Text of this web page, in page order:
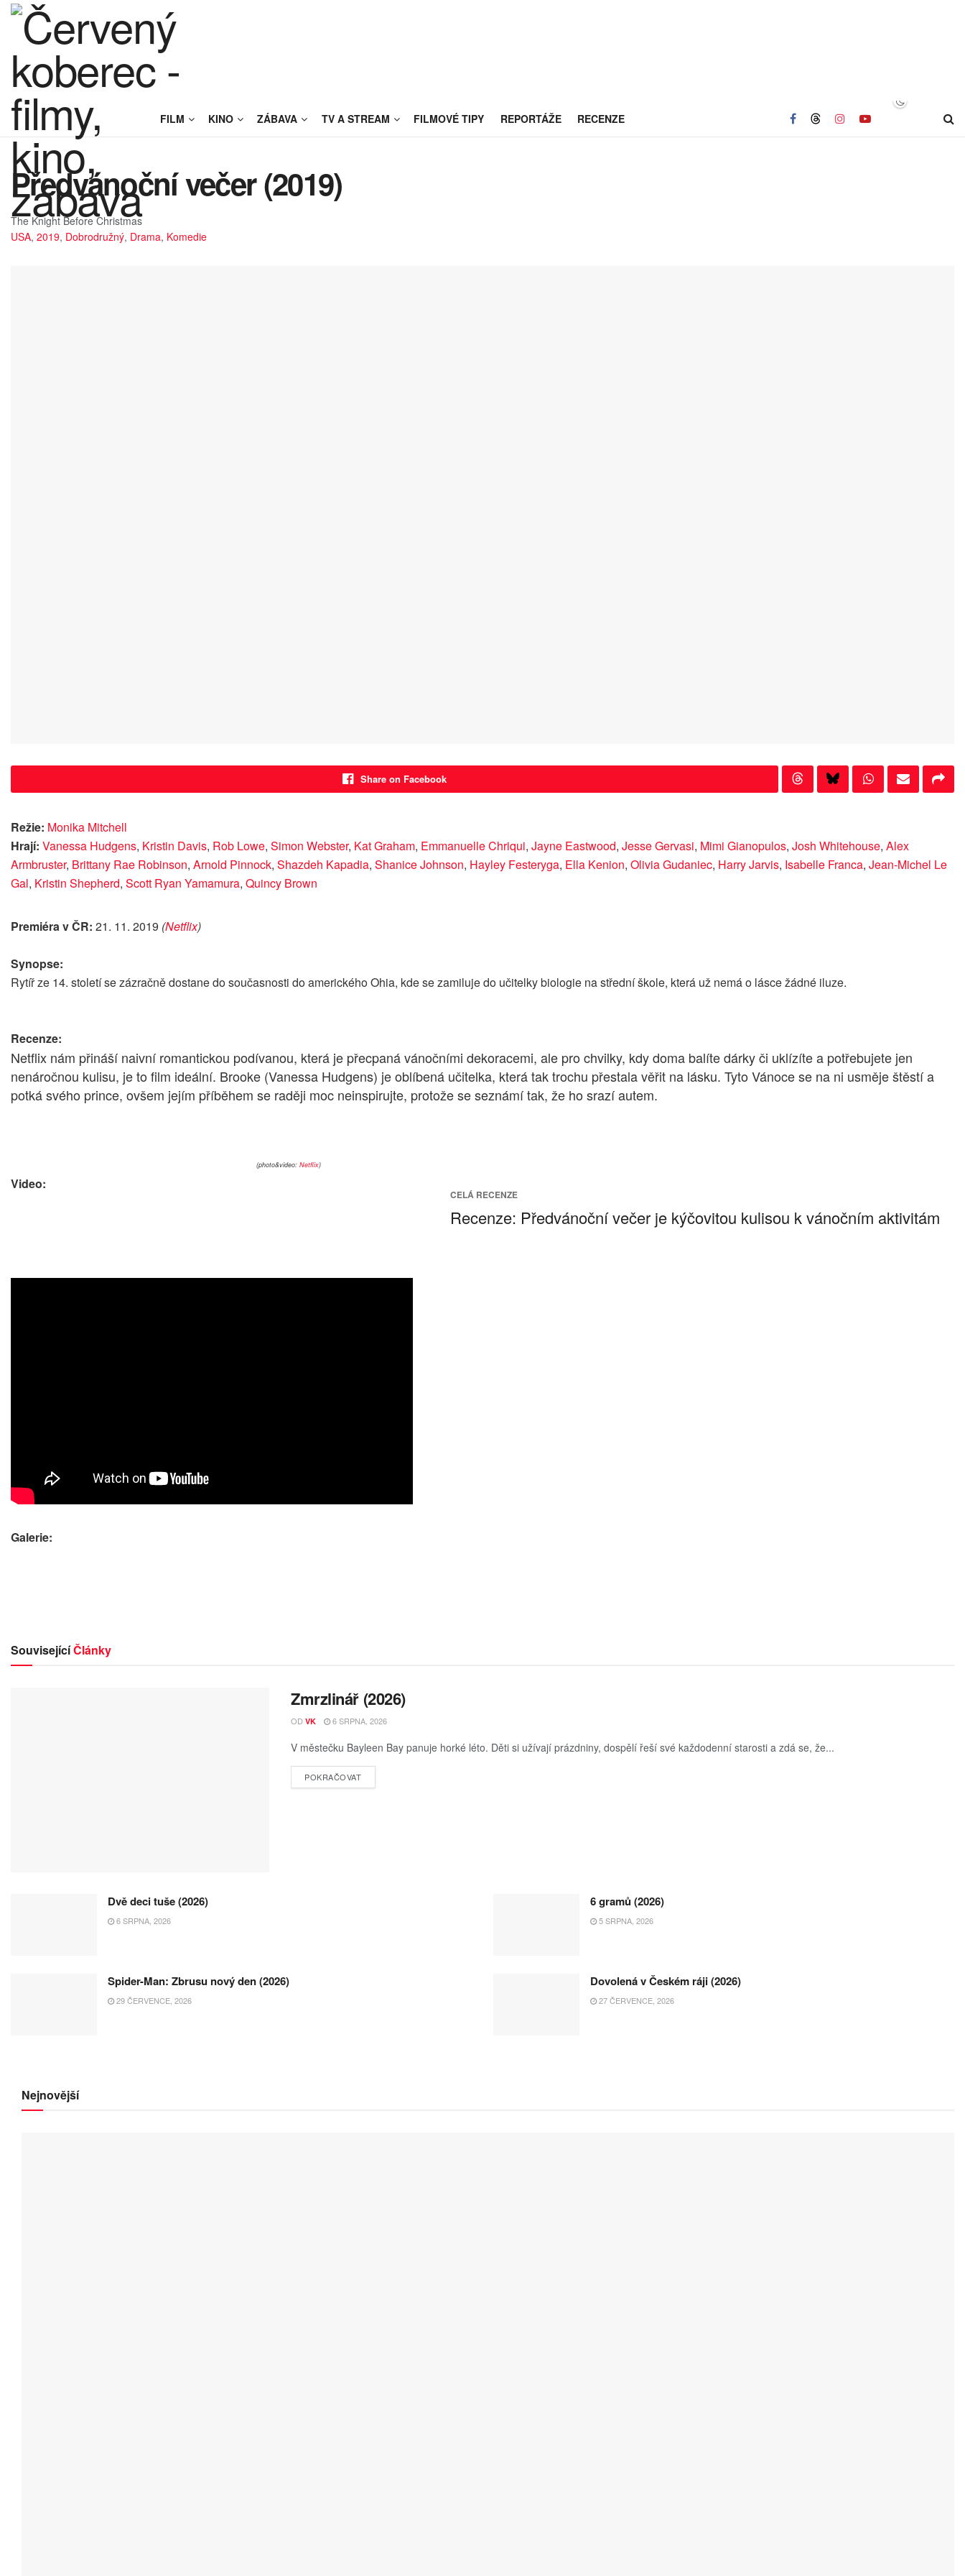
FILM KINO ZÁBAVA TV A STREAM FILMOVÉ TIPY REPORTÁŽE RECENZE
Předvánoční večer (2019)
The Knight Before Christmas
USA, 2019, Dobrodružný, Drama, Komedie
Share on Facebook
Režie: Monika Mitchell
Hrají: Vanessa Hudgens, Kristin Davis, Rob Lowe, Simon Webster, Kat Graham, Emmanuelle Chriqui, Jayne Eastwood, Jesse Gervasi, Mimi Gianopulos, Josh Whitehouse, Alex
Armbruster, Brittany Rae Robinson, Arnold Pinnock, Shazdeh Kapadia, Shanice Johnson, Hayley Festeryga, Ella Kenion, Olivia Gudaniec, Harry Jarvis, Isabelle Franca, Jean-Michel Le
Gal, Kristin Shepherd, Scott Ryan Yamamura, Quincy Brown
Premiéra v ČR: 21. 11. 2019 (Netflix)
Synopse:
Rytíř ze 14. století se zázračně dostane do současnosti do amerického Ohia, kde se zamiluje do učitelky biologie na střední škole, která už nemá o lásce žádné iluze.
Recenze:
Netflix nám přináší naivní romantickou podívanou, která je přecpaná vánočními dekoracemi, ale pro chvilky, kdy doma balíte dárky či uklízíte a potřebujete jen
nenáročnou kulisu, je to film ideální. Brooke (Vanessa Hudgens) je oblíbená učitelka, která tak trochu přestala věřit na lásku. Tyto Vánoce se na ni usměje štěstí a
potká svého prince, ovšem jejím příběhem se raději moc neinspirujte, protože se seznámí tak, že ho srazí autem.
CELÁ RECENZE
Recenze: Předvánoční večer je kýčovitou kulisou k vánočním aktivitám
(photo&video: Netflix)
Video:
Galerie:
SouvisejícíČlánky
Zmrzlinář (2026)
OD VK 6 SRPNA, 2026
V městečku Bayleen Bay panuje horké léto. Děti si užívají prázdniny, dospělí řeší své každodenní starosti a zdá se, že...
POKRAČOVAT
Dvě deci tuše (2026)
6 SRPNA, 2026
6 gramů (2026)
5 SRPNA, 2026
Spider-Man: Zbrusu nový den (2026)
29 ČERVENCE, 2026
Dovolená v Českém ráji (2026)
27 ČERVENCE, 2026
Nejnovější